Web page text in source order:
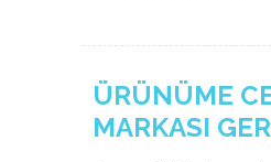
ÜRÜNÜME
MARKASI